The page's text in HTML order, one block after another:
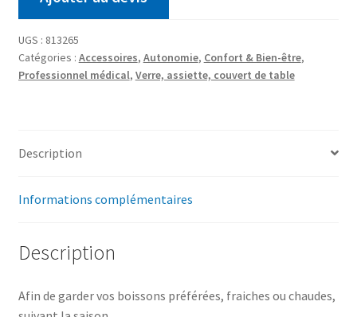
UGS : 813265
Catégories : Accessoires, Autonomie, Confort & Bien-être,
Professionnel médical, Verre, assiette, couvert de table
Description
Informations complémentaires
Description
Afin de garder vos boissons préférées, fraiches ou chaudes,